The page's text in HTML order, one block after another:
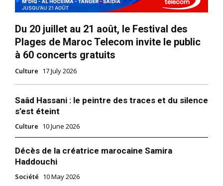
l'intelligence de
l'information
Du 20 juillet au 21 août, le Festival des
Plages de Maroc Telecom invite le public
à 60 concerts gratuits
Culture 17 July 2026
Saâd Hassani : le peintre des traces et du silence
s’est éteint
Culture 10 June 2026
Décès de la créatrice marocaine Samira
Haddouchi
Société 10 May 2026